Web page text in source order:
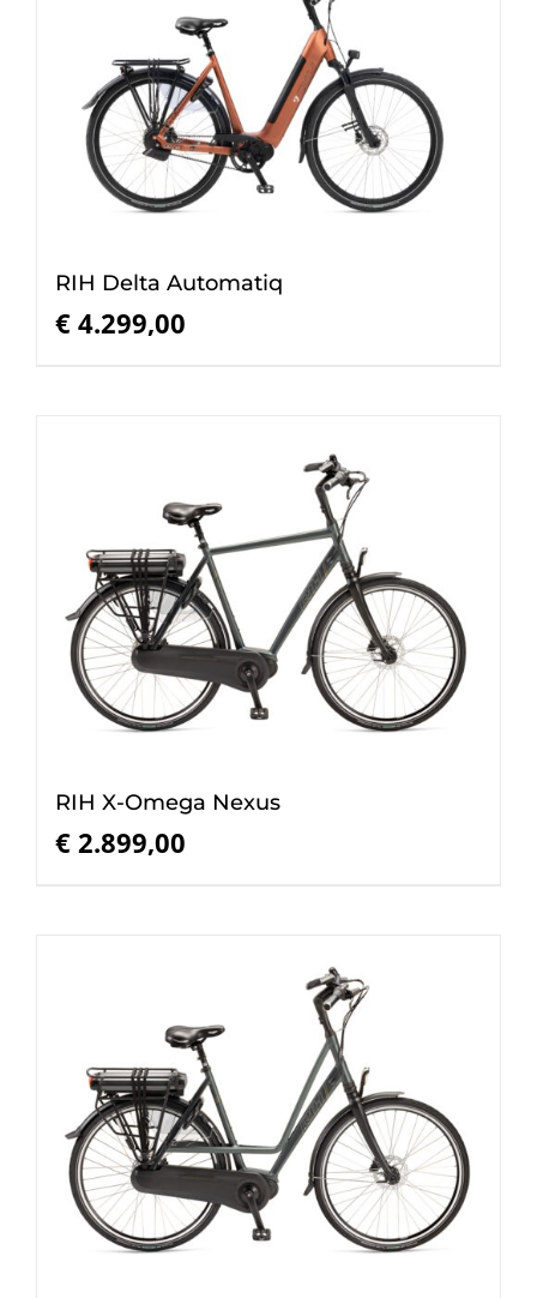
RIH Delta Automatiq
€ 4.299,00
RIH X-Omega Nexus
€ 2.899,00